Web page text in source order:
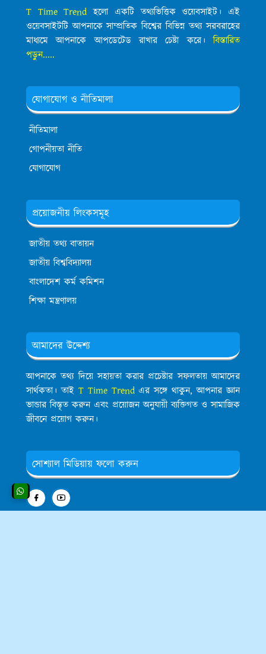
T Time Trend হলো একটি তথ্যভিত্তিক ওয়েবসাইট। এই
ওয়েবসাইটটি আপনাকে সাম্প্রতিক বিশ্বের বিভিন্ন তথ্য সরবরাহের
মাধ্যমে আপনাকে আপডেটেড রাখার চেষ্টা করে।বিস্তারিত
পড়ুন.....
যোগাযোগ ও নীতিমালা
নীতিমালা
গোপনীয়তা নীতি
যোগাযোগ
প্রয়োজনীয় লিংকসমূহ
জাতীয় তথ্য বাতায়ন
জাতীয় বিশ্ববিদ্যালয়
বাংলাদেশ কর্ম কমিশন
শিক্ষা মন্ত্রণালয়
আমাদের উদ্দেশ্য
আপনাকে তথ্য দিয়ে সহায়তা করার প্রচেষ্টার সফলতায় আমাদের
সার্থকতা। তাই T Time Trendএর সঙ্গে থাকুন, আপনার জ্ঞান
ভান্ডার বিস্তৃত করুন এবং প্রয়োজন অনুযায়ী ব্যক্তিগত ও সামাজিক
জীবনে প্রয়োগ করুন।
সোশ্যাল মিডিয়ায় ফলো করুন